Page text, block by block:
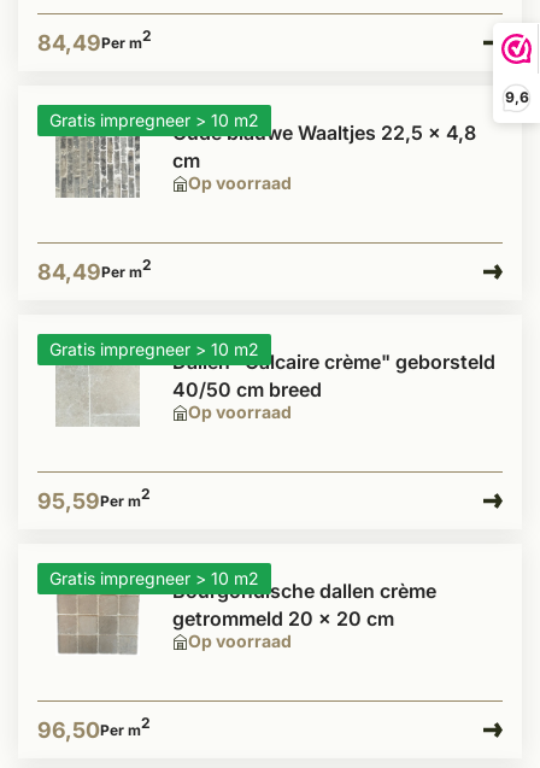
9,6
84,49Per m2
Gratis impregneer > 10 m2
Op voorraad
Oude blauwe Waaltjes 22,5 x 4,8
cm
84,49Per m2
Gratis impregneer > 10 m2
Op voorraad
Dallen "Calcaire crème" geborsteld
40/50 cm breed
95,59Per m2
Gratis impregneer > 10 m2
Op voorraad
Bourgondische dallen crème
getrommeld 20 x 20 cm
96,50Per m2